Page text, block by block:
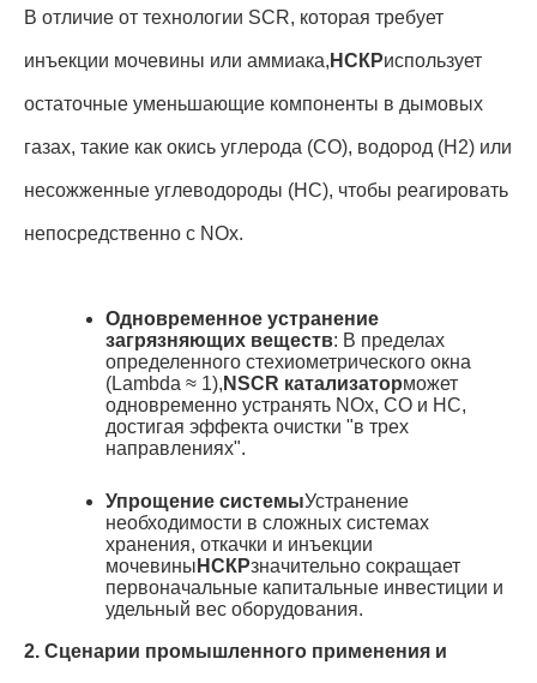
В отличие от технологии SCR, которая требует
инъекции мочевины или аммиака, НСКРиспользует
остаточные уменьшающие компоненты в дымовых
газах, такие как окись углерода (CO), водород (H2) или
несожженные углеводороды (HC), чтобы реагировать
непосредственно с NOx.
Одновременное устранение
загрязняющих веществ: В пределах
определенного стехиометрического окна
(Lambda ≈ 1), NSCR катализаторможет
одновременно устранять NOx, CO и HC,
достигая эффекта очистки "в трех
направлениях".
Упрощение системыУстранение
необходимости в сложных системах
хранения, откачки и инъекции
мочевины НСКРзначительно сокращает
первоначальные капитальные инвестиции и
удельный вес оборудования.
2. Сценарии промышленного применения и